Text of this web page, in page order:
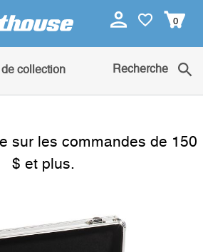
0
de collection Recherche
sur les commandes de 150
$ et plus.